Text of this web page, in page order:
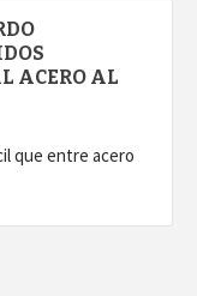
ACERO AL
que entre acero